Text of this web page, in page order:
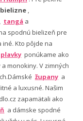
,
, tangá a
spodnú bielizeň pre
iné. Kto pôjde na
plavky ponúkame ako
monokiny. V zimných
župany a
a luxusné. Našim
zapamätali ako
a dámske spodné